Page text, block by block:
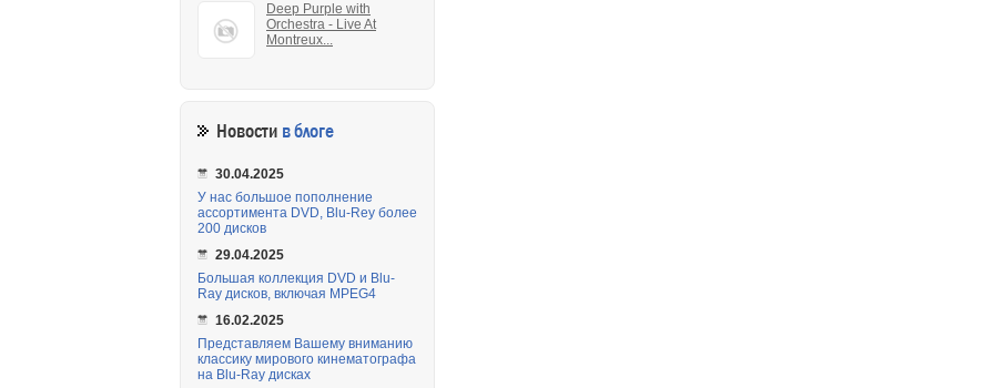
Deep Purple with
Orchestra - Live At
Montreux...
Новости в блоге
30.04.2025
У нас большое пополнение
ассортимента DVD, Blu-Rey более
200 дисков
29.04.2025
Большая коллекция DVD и Blu-
Ray дисков, включая MPEG4
16.02.2025
Представляем Вашему вниманию
классику мирового кинематографа
на Blu-Ray дисках